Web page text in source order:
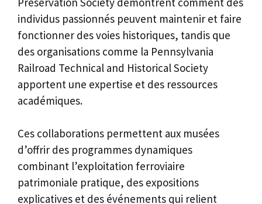
individus passionnés peuvent maintenir et faire
fonctionner des voies historiques, tandis que
des organisations comme la Pennsylvania
Railroad Technical and Historical Society
apportent une expertise et des ressources
académiques.
Ces collaborations permettent aux musées
d’offrir des programmes dynamiques
combinant l’exploitation ferroviaire
patrimoniale pratique, des expositions
explicatives et des événements qui relient